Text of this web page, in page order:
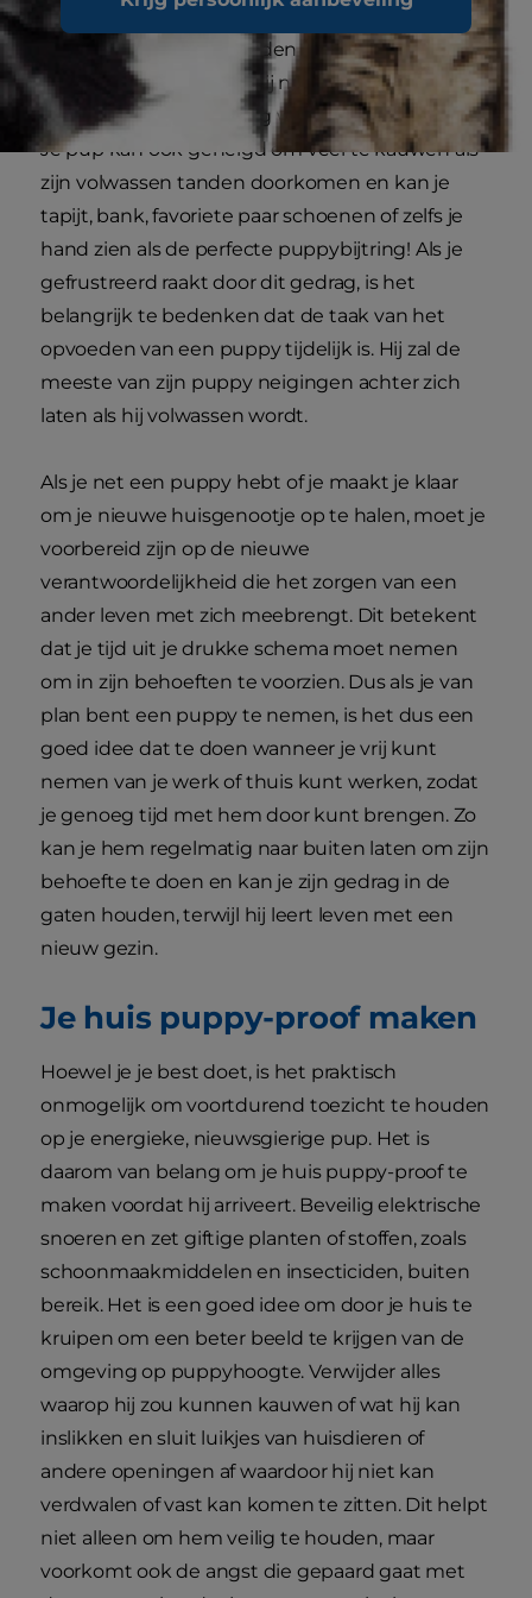
hoewel hij niet altijd de hele nacht doorslaapt. Je
puppy kan het huishouden jankend of blaffend
wakker maken omdat hij naar het toilet moet of
omdat hij alleen en bang wakker is geworden.
Je pup kan ook geneigd om veel te kauwen als
zijn volwassen tanden doorkomen en kan je
tapijt, bank, favoriete paar schoenen of zelfs je
hand zien als de perfecte puppybijtring! Als je
gefrustreerd raakt door dit gedrag, is het
belangrijk te bedenken dat de taak van het
opvoeden van een puppy tijdelijk is. Hij zal de
meeste van zijn puppy neigingen achter zich
laten als hij volwassen wordt.
Als je net een puppy hebt of je maakt je klaar
om je nieuwe huisgenootje op te halen, moet je
voorbereid zijn op de nieuwe
verantwoordelijkheid die het zorgen van een
ander leven met zich meebrengt. Dit betekent
dat je tijd uit je drukke schema moet nemen
om in zijn behoeften te voorzien. Dus als je van
plan bent een puppy te nemen, is het dus een
goed idee dat te doen wanneer je vrij kunt
nemen van je werk of thuis kunt werken, zodat
je genoeg tijd met hem door kunt brengen. Zo
kan je hem regelmatig naar buiten laten om zijn
behoefte te doen en kan je zijn gedrag in de
gaten houden, terwijl hij leert leven met een
nieuw gezin.
Je huis puppy-proof maken
Hoewel je je best doet, is het praktisch
onmogelijk om voortdurend toezicht te houden
op je energieke, nieuwsgierige pup. Het is
daarom van belang om je huis puppy-proof te
maken voordat hij arriveert. Beveilig elektrische
snoeren en zet giftige planten of stoffen, zoals
schoonmaakmiddelen en insecticiden, buiten
bereik. Het is een goed idee om door je huis te
kruipen om een beter beeld te krijgen van de
omgeving op puppyhoogte. Verwijder alles
waarop hij zou kunnen kauwen of wat hij kan
inslikken en sluit luikjes van huisdieren of
andere openingen af waardoor hij niet kan
verdwalen of vast kan komen te zitten. Dit helpt
niet alleen om hem veilig te houden, maar
voorkomt ook de angst die gepaard gaat met